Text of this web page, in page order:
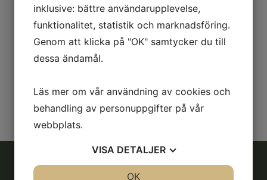
stanna för en fika efteråt.
Det finns även möjlighet att klappa och gosa med
våra söta kaniner Sigge och Ludde!
Vi ses i ridhuset.
Varmt välkomna!
inklusive: bättre användarupplevelse,
funktionalitet, statistik och marknadsföring.
Genom att klicka på "OK" samtycker du till
dessa ändamål.
Läs mer om vår användning av cookies och
behandling av personuppgifter på vår
webbplats.
VISA DETALJER
OK